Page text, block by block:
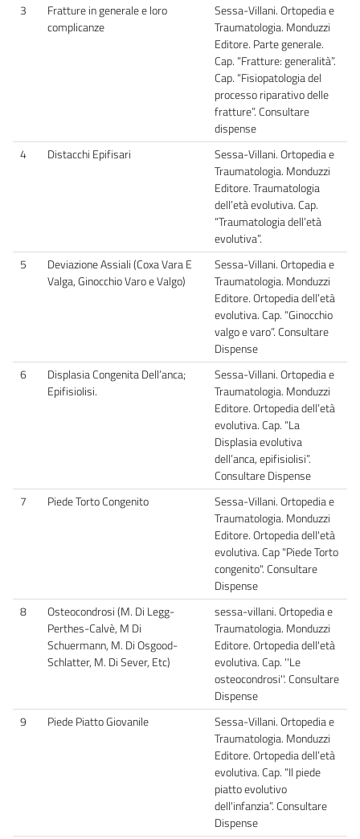
3
Fratture in generale e loro
complicanze
Sessa-Villani. Ortopedia e
Traumatologia. Monduzzi
Editore. Parte generale.
Cap. “Fratture: generalità”.
Cap. “Fisiopatologia del
processo riparativo delle
fratture”. Consultare
dispense
4
Distacchi Epifisari
Sessa-Villani. Ortopedia e
Traumatologia. Monduzzi
Editore. Traumatologia
dell’età evolutiva. Cap.
“Traumatologia dell’età
evolutiva”.
5
Deviazione Assiali (Coxa Vara E
Valga, Ginocchio Varo e Valgo)
Sessa-Villani. Ortopedia e
Traumatologia. Monduzzi
Editore. Ortopedia dell’età
evolutiva. Cap. “Ginocchio
valgo e varo”. Consultare
Dispense
6
Displasia Congenita Dell’anca;
Epifisiolisi.
Sessa-Villani. Ortopedia e
Traumatologia. Monduzzi
Editore. Ortopedia dell’età
evolutiva. Cap. “La
Displasia evolutiva
dell’anca, epifisiolisi”.
Consultare Dispense
7
Piede Torto Congenito
Sessa-Villani. Ortopedia e
Traumatologia. Monduzzi
Editore. Ortopedia dell'età
evolutiva. Cap "Piede Torto
congenito". Consultare
Dispense
8
Osteocondrosi (M. Di Legg-
Perthes-Calvè, M Di
Schuermann, M. Di Osgood-
Schlatter, M. Di Sever, Etc)
sessa-villani. Ortopedia e
Traumatologia. Monduzzi
Editore. Ortopedia dell'età
evolutiva. Cap. ''Le
osteocondrosi''. Consultare
Dispense
9
Piede Piatto Giovanile
Sessa-Villani. Ortopedia e
Traumatologia. Monduzzi
Editore. Ortopedia dell’età
evolutiva. Cap. “Il piede
piatto evolutivo
dell'infanzia”. Consultare
Dispense